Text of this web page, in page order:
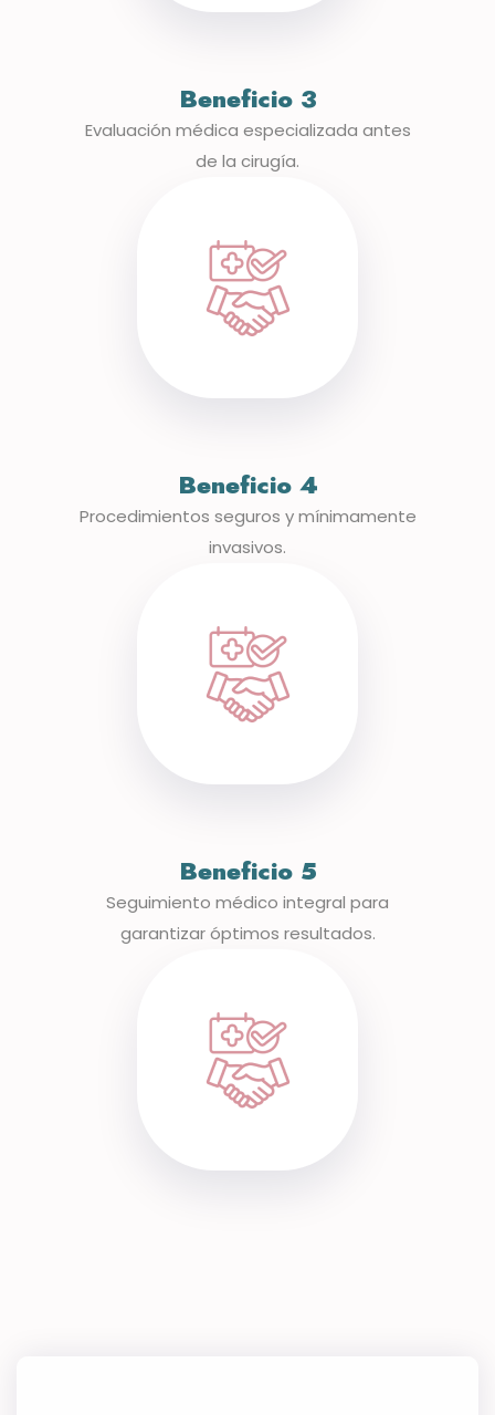
Beneficio 3
Evaluación médica especializada antes
de la cirugía.
Beneficio 4
Procedimientos seguros y mínimamente
invasivos.
Beneficio 5
Seguimiento médico integral para
garantizar óptimos resultados.